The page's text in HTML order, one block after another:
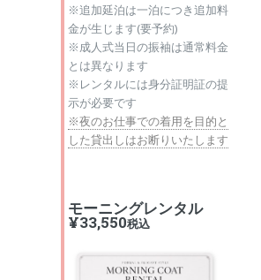
※追加延泊は一泊につき追加料
金が生じます(要予約)
※成人式当日の振袖は通常料金
とは異なります
※レンタルには身分証明証の提
示が必要です
※夜のお仕事での着用を目的と
した貸出しはお断りいたします
モーニングレンタル
¥33,550税込